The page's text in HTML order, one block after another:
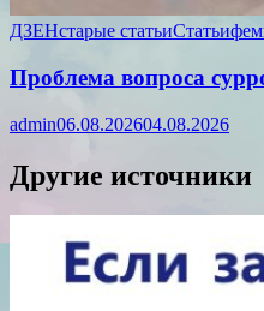
ДЗЕНстарые статьиСтатьи
Проблема вопроса
admin06.08.202604.08.2026
Другие источники